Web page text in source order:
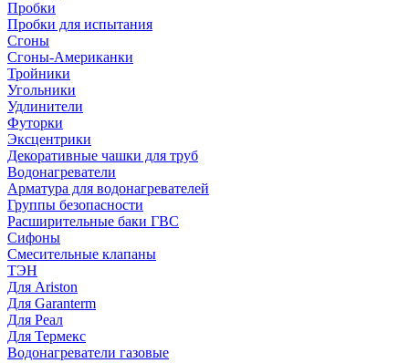
Пробки
Пробки для испытания
Сгоны
Сгоны-Американки
Тройники
Угольники
Удлинители
Футорки
Эксцентрики
Декоративные чашки для труб
Водонагреватели
Арматура для водонагревателей
Группы безопасности
Расширительные баки ГВС
Сифоны
Смесительные клапаны
ТЭН
Для Ariston
Для Garanterm
Для Реал
Для Термекс
Водонагреватели газовые